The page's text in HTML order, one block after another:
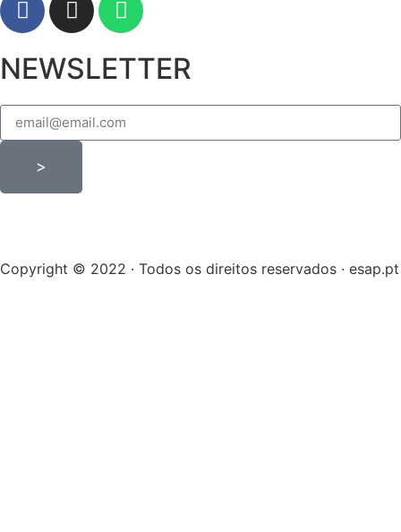
NEWSLETTER
>
Copyright © 2022 · Todos os direitos reservados · esap.pt